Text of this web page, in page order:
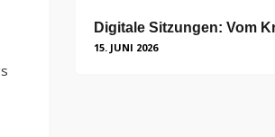
15. JUNI 2026